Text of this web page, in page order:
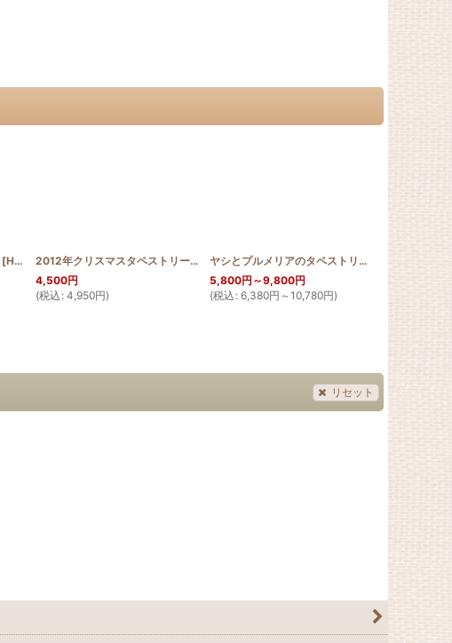
[HQWLT_TIA_PATTERN
]
2012年クリスマスタペストリー アンセリウム [2012_ANTH_40]
4,500円
(税込 : 4,950円)
ヤシとプルメリアのタペストリー
5,800円 ～9,800円
(税込 : 6,380円 ～10,780円)
リセット